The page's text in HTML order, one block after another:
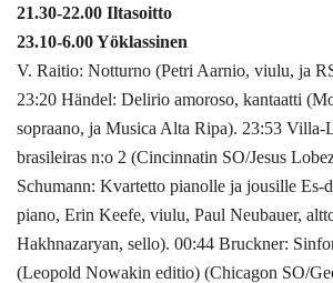
21.30-22.00 Iltasoitto
23.10-6.00 Yöklassinen
V. Raitio: Notturno (Petri Aarnio, viulu, ja
23:20 Händel: Delirio amoroso, kantaatti
sopraano, ja Musica Alta Ripa). 23:53 Villa-
brasileiras n:o 2 (Cincinnatin SO/Jesus
Schumann: Kvartetto pianolle ja jousille Es-
piano, Erin Keefe, viulu, Paul Neubauer,
Hakhnazaryan, sello). 00:44 Bruckner:
(Leopold Nowakin editio) (Chicagon SO/